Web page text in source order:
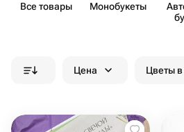
Все товары Моно​букеты
Цена Цветы в